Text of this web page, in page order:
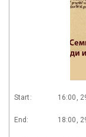
Start: 16:00,
End: 18:00,